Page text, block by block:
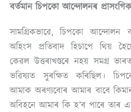
বৰ্তমান চিপকো আন্দোলনৰ
সামগ্ৰিকভাৱে, চিপকো আন্দোলন
অহিংস প্ৰতিবাদ হিচাপে থিয়
কেৱল উত্তৰাখণ্ডৰে নহয় সমগ্ৰ
ভৱিষ্যত সুৰক্ষিত কৰিছিল।
আমাক অৰণ্যবোৰ আমাৰ বাবে
অবিহনে আমাৰ কি হ’ব পাৰে তাৰ